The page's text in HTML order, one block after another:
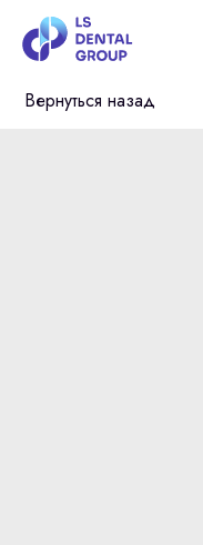
Вернуться назад